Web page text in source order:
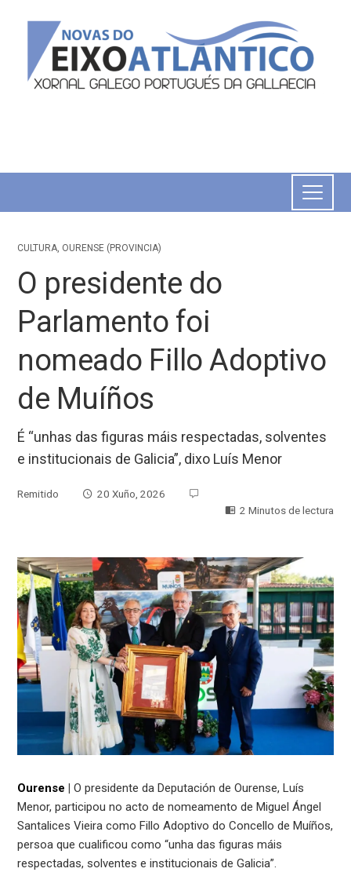
CULTURA, OURENSE (PROVINCIA)
O presidente do
Parlamento foi
nomeado Fillo Adoptivo
de Muíños
É “unhas das figuras máis respectadas, solventes
e institucionais de Galicia”, dixo Luís Menor
Remitido
20 Xuño, 2026
2 Minutos de lectura
Ourense | O presidente da Deputación de Ourense, Luís
Menor, participou no acto de nomeamento de Miguel Ángel
Santalices Vieira como Fillo Adoptivo do Concello de Muíños,
persoa que cualificou como “unha das figuras máis
respectadas, solventes e institucionais de Galicia”.